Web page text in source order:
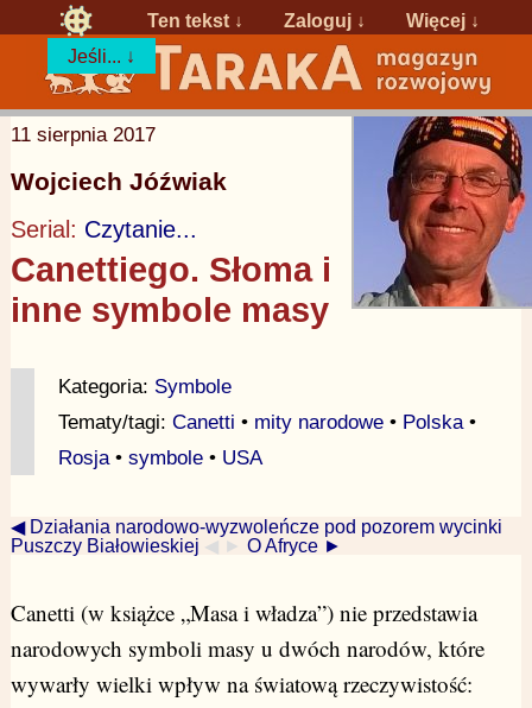
Ten tekst ↓ Zaloguj ↓
Więcej ↓
Jeśli... ↓
11 sierpnia 2017
Wojciech Jóźwiak
Serial: Czytanie...
Canettiego. Słoma i
inne symbole masy
Kategoria: Symbole
Tematy/tagi: Canetti • mity narodowe• Polska•
Rosja• symbole• USA
◀ Działania narodowo-wyzwoleńcze pod pozorem wycinki
Puszczy Białowieskiej ◀ ► O Afryce ►
Canetti (w książce „Masa i władza”) nie przedstawia
narodowych symboli masy u dwóch narodów, które
wywarły wielki wpływ na światową rzeczywistość: